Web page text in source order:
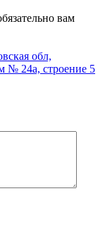
вам
обл,
№ 24а, строение 5